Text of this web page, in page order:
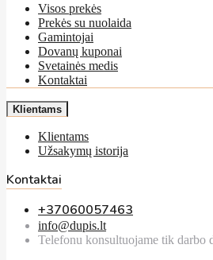
Visos prekės
Prekės su nuolaida
Gamintojai
Dovanų kuponai
Svetainės medis
Kontaktai
Klientams
Klientams
Užsakymų istorija
Kontaktai
+37060057463
info@dupis.lt
Telefonu konsultuojame tik darbo